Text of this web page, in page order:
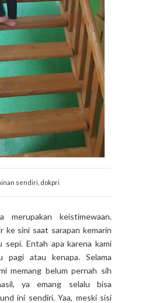
sendiri, dokpri
keistimewaan.
ke sini saat sarapan kemarin
sepi. Entah apa karena kami
pagi atau kenapa. Selama
memang belum pernah sih
ya emang selalu bisa
ini sendiri. Yaa, meski sisi